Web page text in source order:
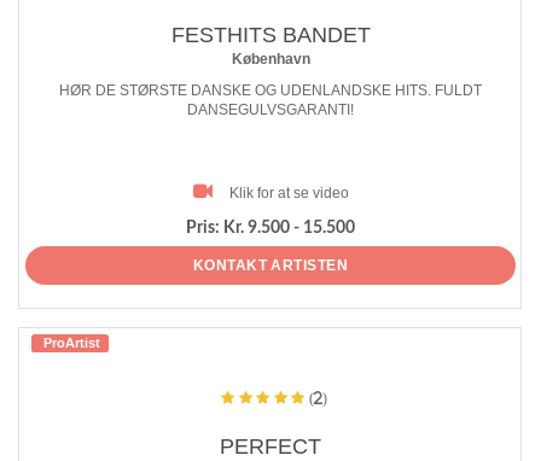
FESTHITS BANDET
København
HØR DE STØRSTE DANSKE OG UDENLANDSKE HITS. FULDT
DANSEGULVSGARANTI!
Klik for at se video
Pris: Kr. 9.500 - 15.500
KONTAKT ARTISTEN
ProArtist
(2)
PERFECT